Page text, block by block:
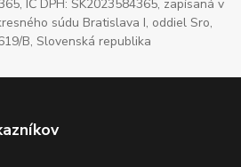
IČ DPH: SK2023584365, zapísaná v
súdu Bratislava I, oddiel Sro,
B, Slovenská republika